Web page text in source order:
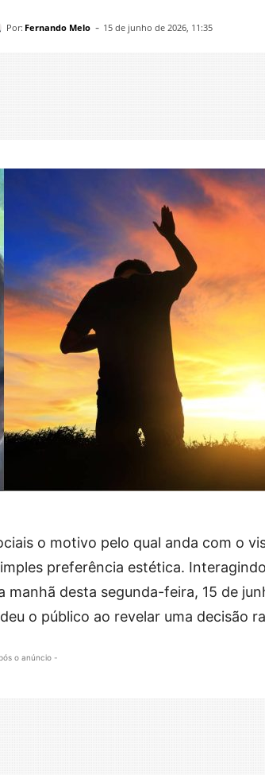
Por: Fernando Melo - 15 de junho de 2026, 11:35
o motivo pelo qual anda com o
preferência estética.
desta segunda-feira, 15 de
o público ao revelar uma decisão
o anúncio -